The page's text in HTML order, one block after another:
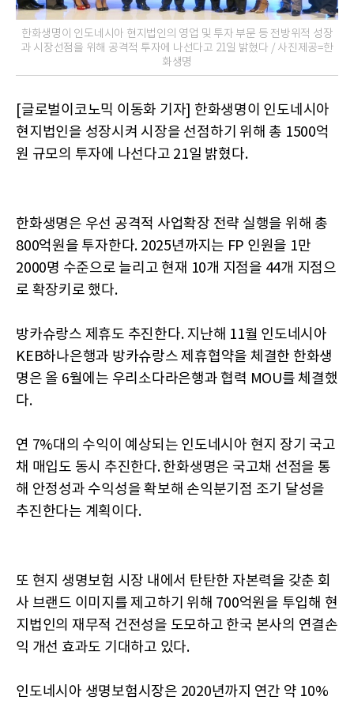
한화생명이 인도네시아 현지법인의 영업 및 투자 부문 등 전방위적 성장
과 시장선점을 위해 공격적 투자에 나선다고 21일 밝혔다 / 사진제공=한
화생명
[글로벌이코노믹 이동화 기자] 한화생명이 인도네시아
현지법인을 성장시켜 시장을 선점하기 위해 총 1500억
원 규모의 투자에 나선다고 21일 밝혔다.
한화생명은 우선 공격적 사업확장 전략 실행을 위해 총
800억원을 투자한다. 2025년까지는 FP 인원을 1만
2000명 수준으로 늘리고 현재 10개 지점을 44개 지점으
로 확장키로 했다.
방카슈랑스 제휴도 추진한다. 지난해 11월 인도네시아
KEB하나은행과 방카슈랑스 제휴협약을 체결한 한화생
명은 올 6월에는 우리소다라은행과 협력 MOU를 체결했
다.
연 7%대의 수익이 예상되는 인도네시아 현지 장기 국고
채 매입도 동시 추진한다. 한화생명은 국고채 선점을 통
해 안정성과 수익성을 확보해 손익분기점 조기 달성을
추진한다는 계획이다.
또 현지 생명보험 시장 내에서 탄탄한 자본력을 갖춘 회
사 브랜드 이미지를 제고하기 위해 700억원을 투입해 현
지법인의 재무적 건전성을 도모하고 한국 본사의 연결손
익 개선 효과도 기대하고 있다.
인도네시아 생명보험시장은 2020년까지 연간 약 10%